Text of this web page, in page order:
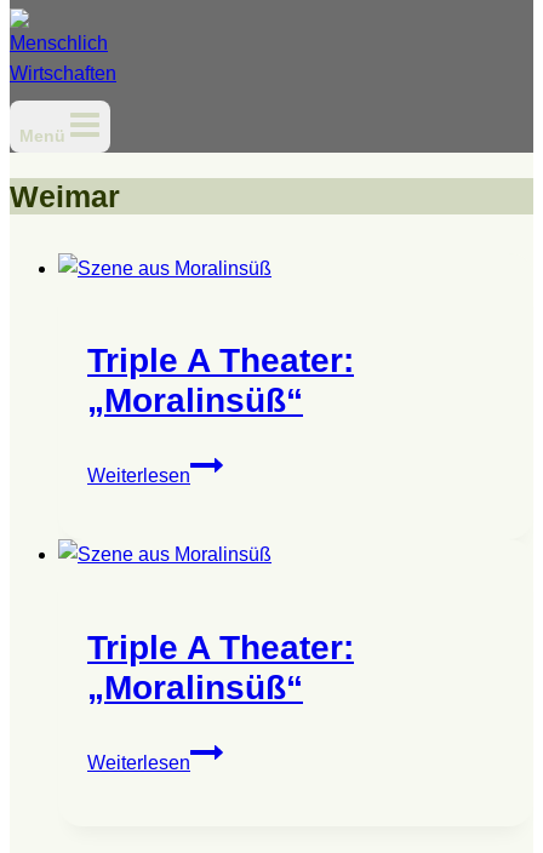
Menü
Weimar
Triple A Theater:
„Moralinsüß“
Weiterlesen
Triple
„Moralinsüß“
Triple A Theater:
„Moralinsüß“
Weiterlesen
Triple